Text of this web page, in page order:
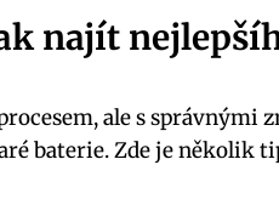
najít
ale s správnými
baterie. Zde je několik